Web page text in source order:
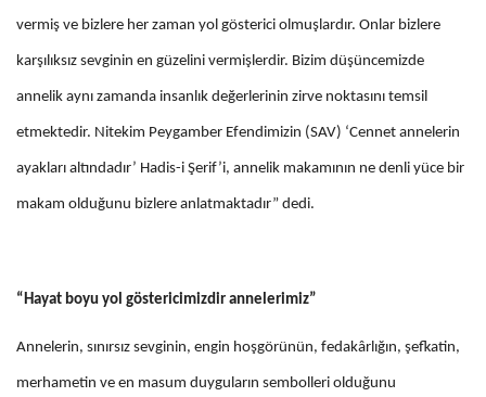
vermiş ve bizlere her zaman yol gösterici olmuşlardır. Onlar bizlere
karşılıksız sevginin en güzelini vermişlerdir. Bizim düşüncemizde
annelik aynı zamanda insanlık değerlerinin zirve noktasını temsil
etmektedir. Nitekim Peygamber Efendimizin (SAV) ‘Cennet annelerin
ayakları altındadır’ Hadis-i Şerif’i, annelik makamının ne denli yüce bir
makam olduğunu bizlere anlatmaktadır” dedi.
“Hayat boyu yol göstericimizdir annelerimiz”
Annelerin, sınırsız sevginin, engin hoşgörünün, fedakârlığın, şefkatin,
merhametin ve en masum duyguların sembolleri olduğunu